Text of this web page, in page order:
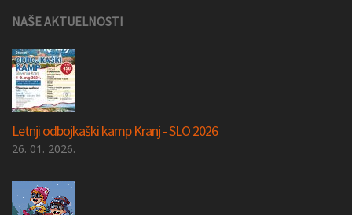
NAŠE AKTUELNOSTI
Letnji odbojkaški kamp Kranj - SLO 2026
26. 01. 2026.